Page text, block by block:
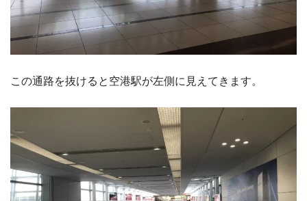
この通路を抜けると空港駅が左側に見えてきます。